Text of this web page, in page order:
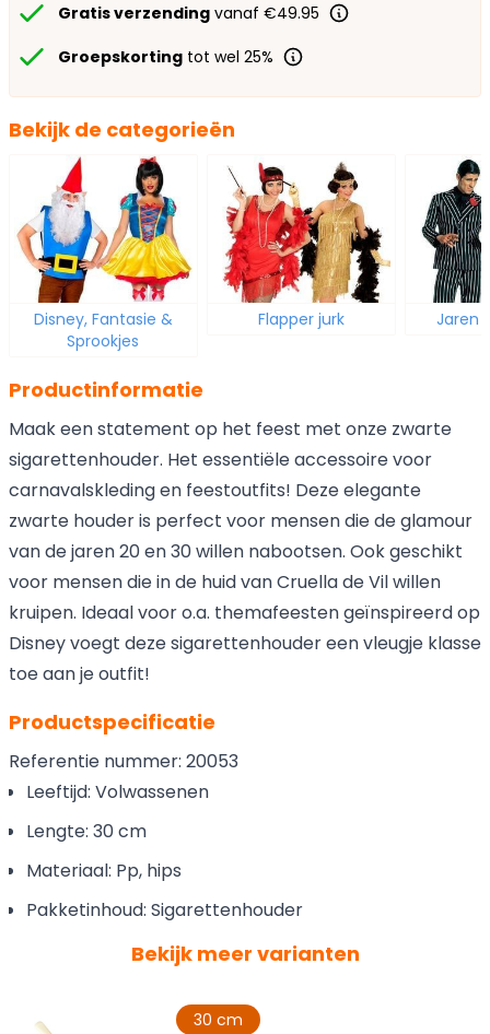
Gratis verzending vanaf €49.95
Groepskorting tot wel 25%
Bekijk de categorieën
Disney, Fantasie &
Sprookjes
Flapper jurk Jaren
Productinformatie
Maak een statement op het feest met onze zwarte
sigarettenhouder. Het essentiële accessoire voor
carnavalskleding en feestoutfits! Deze elegante
zwarte houder is perfect voor mensen die de glamour
van de jaren 20 en 30 willen nabootsen. Ook geschikt
voor mensen die in de huid van Cruella de Vil willen
kruipen. Ideaal voor o.a. themafeesten geïnspireerd op
Disney voegt deze sigarettenhouder een vleugje klasse
toe aan je outfit!
Productspecificatie
Referentie nummer: 20053
Leeftijd: Volwassenen
Lengte: 30 cm
Materiaal: Pp, hips
Pakketinhoud: Sigarettenhouder
Bekijk meer varianten
30 cm